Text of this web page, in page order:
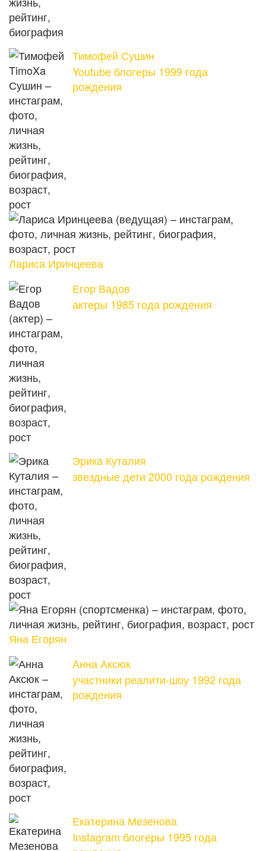
Тимофей Сушин
Youtube блогеры 1999 года
рождения
Лариса Иринцеева
Егор Вадов
актеры 1985 года рождения
Эрика Куталия
звездные дети 2000 года рождения
Яна Егорян
Анна Аксюк
участники реалити-шоу 1992 года
рождения
Екатерина Мезенова
Instagram блогеры 1995 года